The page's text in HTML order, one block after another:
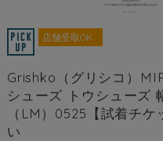
店舗受取OK
Grishko（グリシコ）
シューズ トウシューズ
（LM）0525【試着チ
い